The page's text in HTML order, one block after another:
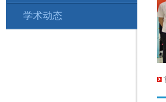
学术动态